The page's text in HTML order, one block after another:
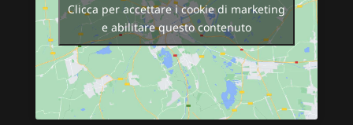
Clicca per accettare i cookie di marketing
e abilitare questo contenuto